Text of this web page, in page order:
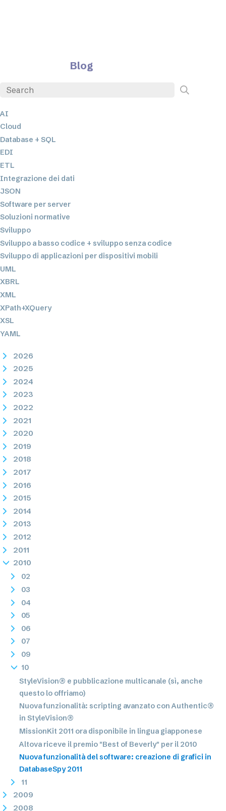
Blog
AI
Cloud
Database + SQL
EDI
ETL
Integrazione dei dati
JSON
Software per server
Soluzioni normative
Sviluppo
Sviluppo a basso codice + sviluppo senza codice
Sviluppo di applicazioni per dispositivi mobili
UML
XBRL
XML
XPath+XQuery
XSL
YAML
2026
2025
2024
2023
2022
2021
2020
2019
2018
2017
2016
2015
2014
2013
2012
2011
2010
02
03
04
05
06
07
09
10
StyleVision® e pubblicazione multicanale (sì, anche
questo lo offriamo)
Nuova funzionalità: scripting avanzato con Authentic®
in StyleVision®
MissionKit 2011 ora disponibile in lingua giapponese
Altova riceve il premio "Best of Beverly" per il 2010
Nuova funzionalità del software: creazione di grafici in
DatabaseSpy 2011
11
2009
2008